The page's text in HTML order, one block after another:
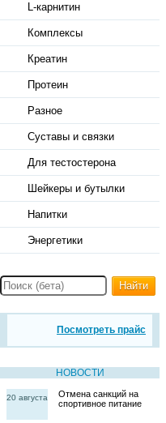
L-карнитин
Комплексы
Креатин
Протеин
Разное
Суставы и связки
Для тестостерона
Шейкеры и бутылки
Напитки
Энергетики
Найти
Посмотреть прайс
НОВОСТИ
20 августа
Отмена санкций на
спортивное питание